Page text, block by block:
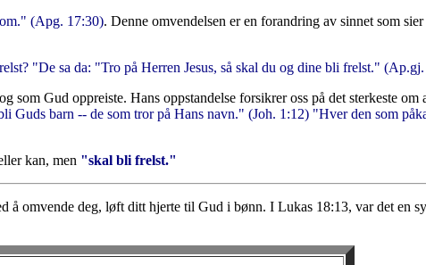
(Apg. 17:30). Denne omvendelsen er en forandring av sinnet som
"De sa da: "Tro på Herren Jesus, så skal du og dine bli frelst."
som Gud oppreiste. Hans oppstandelse forsikrer oss på det sterkeste
Guds barn -- de som tror på Hans navn." (Joh. 1:12) "Hver den som
kan, men "skal bli frelst."
omvende deg, løft ditt hjerte til Gud i bønn. I Lukas 18:13, var det en